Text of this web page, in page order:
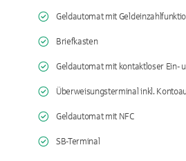
Geldautomat mit
Briefkasten
Geldautomat mit kontaktloser Ein-
Überweisungsterminal inkl.
Geldautomat mit NFC
SB-Terminal